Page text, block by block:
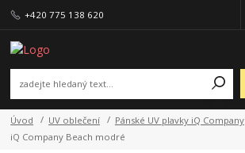
+420 775 138 620
Úvod UV oblečení Pánské UV plavky iQ Company
iQ Company Beach modré